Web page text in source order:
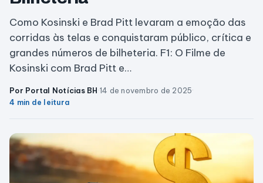
Como Kosinski e Brad Pitt levaram a emoção das
corridas às telas e conquistaram público, crítica e
grandes números de bilheteria. F1: O Filme de
Kosinski com Brad Pitt e…
Por Portal Notícias BH·14 de novembro de 2025·
4 min de leitura